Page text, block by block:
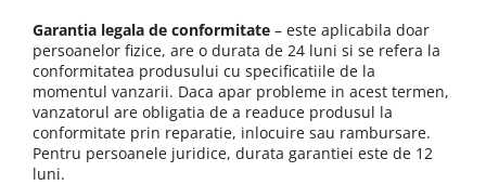
Garantia legala de conformitate – este aplicabila doar
persoanelor fizice, are o durata de 24 luni si se refera la
conformitatea produsului cu specificatiile de la
momentul vanzarii. Daca apar probleme in acest termen,
vanzatorul are obligatia de a readuce produsul la
conformitate prin reparatie, inlocuire sau rambursare.
Pentru persoanele juridice, durata garantiei este de 12
luni.